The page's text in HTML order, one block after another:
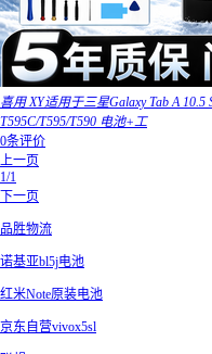
喜用 XY适用于三星Galaxy Tab A
T595C/T595/T590 电池+工
0条评价
上一页
1/1
下一页
品胜物流
诺基亚bl5j电池
红米Note原装电池
京东自营vivox5sl